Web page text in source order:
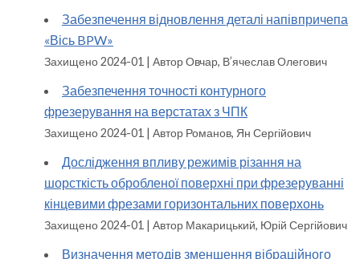
Забезпечення відновлення деталі напівпричепа
«Вісь BPW»
Захищено 2024-01 Автор Овчар, В’ячеслав Олегович
Забезпечення точності контурного
фрезерування на верстатах з ЧПК
Захищено 2024-01 Автор Романов, Ян Сергійович
Дослідження впливу режимів різання на
шорсткість обробленої поверхні при фрезеруванні
кінцевими фрезами горизонтальних поверхонь
Захищено 2024-01 Автор Макарицький, Юрій Сергійович
Визначення методів зменшення вібраційного